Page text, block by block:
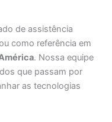
de assistência
como referência em
. Nossa equipe
que passam por
as tecnologias